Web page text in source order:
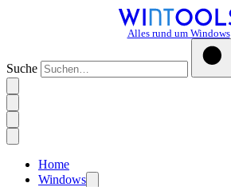
Alles rund um Windows
Suche
Home
Windows